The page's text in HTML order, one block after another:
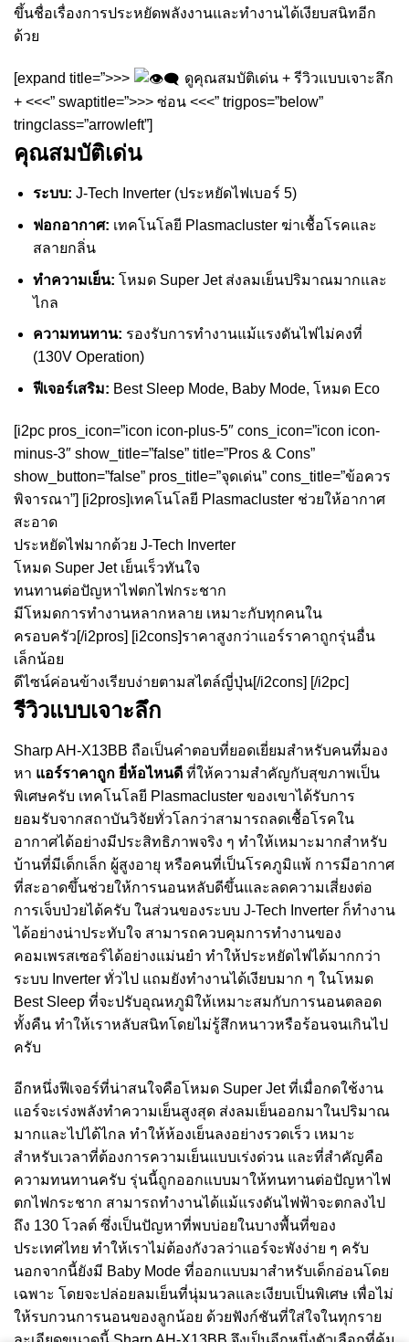
ขึ้นชื่อเรื่องการประหยัดพลังงานและทำงานได้เงียบสนิทอีก
ด้วย
[expand title=”>>>
ดูคุณสมบัติเด่น + รีวิวแบบเจาะลึก
+ <<<” swaptitle=”>>> ซ่อน <<<” trigpos=”below”
tringclass=”arrowleft”]
คุณสมบัติเด่น
ระบบ: J-Tech Inverter (ประหยัดไฟเบอร์ 5)
ฟอกอากาศ: เทคโนโลยี Plasmacluster ฆ่าเชื้อโรคและ
สลายกลิ่น
ทำความเย็น: โหมด Super Jet ส่งลมเย็นปริมาณมากและ
ไกล
ความทนทาน: รองรับการทำงานแม้แรงดันไฟไม่คงที่
(130V Operation)
ฟีเจอร์เสริม: Best Sleep Mode, Baby Mode, โหมด Eco
[i2pc pros_icon=”icon icon-plus-5″ cons_icon=”icon icon-
minus-3″ show_title=”false” title=”Pros & Cons”
show_button=”false” pros_title=”จุดเด่น” cons_title=”ข้อควร
พิจารณา”] [i2pros]เทคโนโลยี Plasmacluster ช่วยให้อากาศ
สะอาด
ประหยัดไฟมากด้วย J-Tech Inverter
โหมด Super Jet เย็นเร็วทันใจ
ทนทานต่อปัญหาไฟตกไฟกระชาก
มีโหมดการทำงานหลากหลาย เหมาะกับทุกคนใน
ครอบครัว[/i2pros] [i2cons]ราคาสูงกว่าแอร์ราคาถูกรุ่นอื่น
เล็กน้อย
ดีไซน์ค่อนข้างเรียบง่ายตามสไตล์ญี่ปุ่น[/i2cons] [/i2pc]
รีวิวแบบเจาะลึก
Sharp AH-X13BB ถือเป็นคำตอบที่ยอดเยี่ยมสำหรับคนที่มอง
หา แอร์ราคาถูก ยี่ห้อไหนดี ที่ให้ความสำคัญกับสุขภาพเป็น
พิเศษครับ เทคโนโลยี Plasmacluster ของเขาได้รับการ
ยอมรับจากสถาบันวิจัยทั่วโลกว่าสามารถลดเชื้อโรคใน
อากาศได้อย่างมีประสิทธิภาพจริง ๆ ทำให้เหมาะมากสำหรับ
บ้านที่มีเด็กเล็ก ผู้สูงอายุ หรือคนที่เป็นโรคภูมิแพ้ การมีอากาศ
ที่สะอาดขึ้นช่วยให้การนอนหลับดีขึ้นและลดความเสี่ยงต่อ
การเจ็บป่วยได้ครับ ในส่วนของระบบ J-Tech Inverter ก็ทำงาน
ได้อย่างน่าประทับใจ สามารถควบคุมการทำงานของ
คอมเพรสเซอร์ได้อย่างแม่นยำ ทำให้ประหยัดไฟได้มากกว่า
ระบบ Inverter ทั่วไป แถมยังทำงานได้เงียบมาก ๆ ในโหมด
Best Sleep ที่จะปรับอุณหภูมิให้เหมาะสมกับการนอนตลอด
ทั้งคืน ทำให้เราหลับสนิทโดยไม่รู้สึกหนาวหรือร้อนจนเกินไป
ครับ
อีกหนึ่งฟีเจอร์ที่น่าสนใจคือโหมด Super Jet ที่เมื่อกดใช้งาน
แอร์จะเร่งพลังทำความเย็นสูงสุด ส่งลมเย็นออกมาในปริมาณ
มากและไปได้ไกล ทำให้ห้องเย็นลงอย่างรวดเร็ว เหมาะ
สำหรับเวลาที่ต้องการความเย็นแบบเร่งด่วน และที่สำคัญคือ
ความทนทานครับ รุ่นนี้ถูกออกแบบมาให้ทนทานต่อปัญหาไฟ
ตกไฟกระชาก สามารถทำงานได้แม้แรงดันไฟฟ้าจะตกลงไป
ถึง 130 โวลต์ ซึ่งเป็นปัญหาที่พบบ่อยในบางพื้นที่ของ
ประเทศไทย ทำให้เราไม่ต้องกังวลว่าแอร์จะพังง่าย ๆ ครับ
นอกจากนี้ยังมี Baby Mode ที่ออกแบบมาสำหรับเด็กอ่อนโดย
เฉพาะ โดยจะปล่อยลมเย็นที่นุ่มนวลและเงียบเป็นพิเศษ เพื่อไม่
ให้รบกวนการนอนของลูกน้อย ด้วยฟังก์ชันที่ใส่ใจในทุกราย